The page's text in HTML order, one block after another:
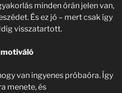
minden órán jelen van,
És ez jó – mert csak így
visszatartott.
van ingyenes próbaóra. Így
menete, és